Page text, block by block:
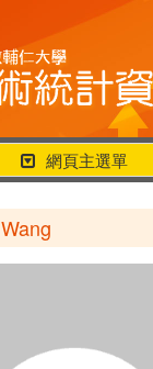
行
動
選
單
網頁主選單